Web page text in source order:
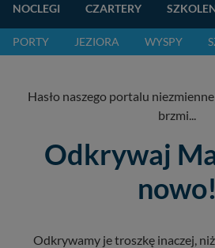
NOCLEGI CZARTERY
PORTY JEZIORA WYSPY
Hasło naszego portalu
brzmi...
Odkrywaj
nowo!
Odkrywamy je troszkę inaczej,